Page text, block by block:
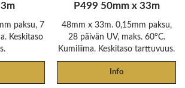
paksu, 7
Keskitaso
P499 50mm x 33m
48mm x 33m. 0,15mm paksu,
28 päivän UV, maks. 60°C.
Kumiliima. Keskitaso tarttuvuus.
Info